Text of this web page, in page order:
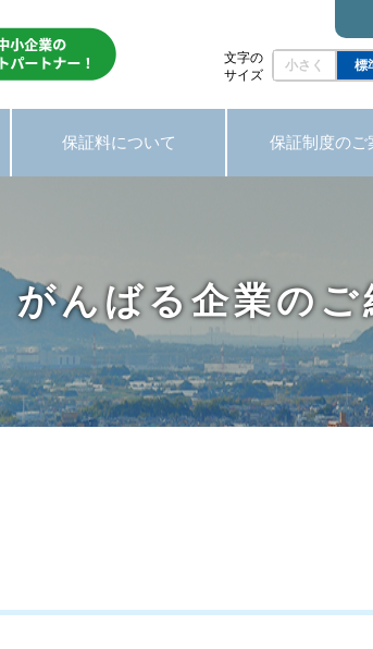
文字の
サイズ
小さく 標
保証料について 保証制度のご
がんばる企業のご